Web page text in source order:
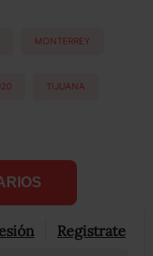
MONTERREY
TIJUANA
Registrate